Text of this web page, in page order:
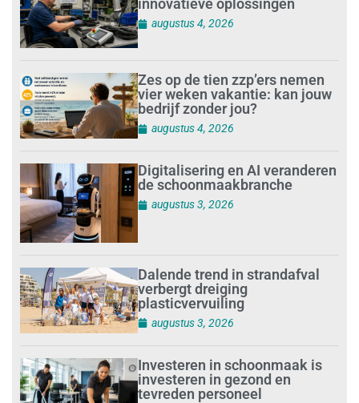
innovatieve oplossingen
augustus 4, 2026
Zes op de tien zzp’ers nemen
vier weken vakantie: kan jouw
bedrijf zonder jou?
augustus 4, 2026
Digitalisering en AI veranderen
de schoonmaakbranche
augustus 3, 2026
Dalende trend in strandafval
verbergt dreiging
plasticvervuiling
augustus 3, 2026
Investeren in schoonmaak is
investeren in gezond en
tevreden personeel